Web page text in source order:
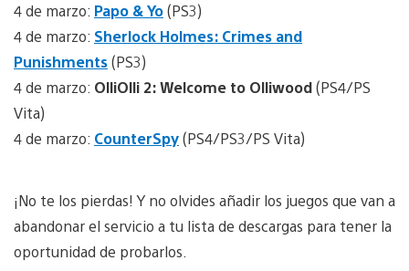
4 de marzo: Papo & Yo(PS3)
4 de marzo: Sherlock Holmes: Crimes and
Punishments(PS3)
4 de marzo: OlliOlli 2: Welcome to Olliwood(PS4/PS
Vita)
4 de marzo: CounterSpy(PS4/PS3/PS Vita)
¡No te los pierdas! Y no olvides añadir los juegos que van a
abandonar el servicio a tu lista de descargas para tener la
oportunidad de probarlos.